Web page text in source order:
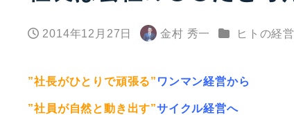
2014年12月27日
著
金村 秀一 カテゴリー
ヒトの経営
”社長がひとりで頑張る” ワンマン経営から
”社員が自然と動き出す”サイクル経営へ